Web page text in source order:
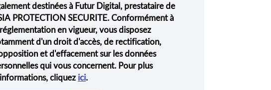
destinées à Futur Digital, prestataire de
PROTECTION SECURITE. Conformément à
en vigueur, vous disposez
d'un droit d'accès, de rectification,
et d'effacement sur les données
qui vous concernent. Pour plus
cliquez ici.